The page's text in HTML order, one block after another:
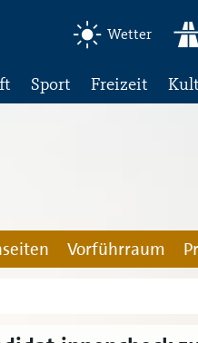
Wetter
Sport Freizeit
Vorführraum